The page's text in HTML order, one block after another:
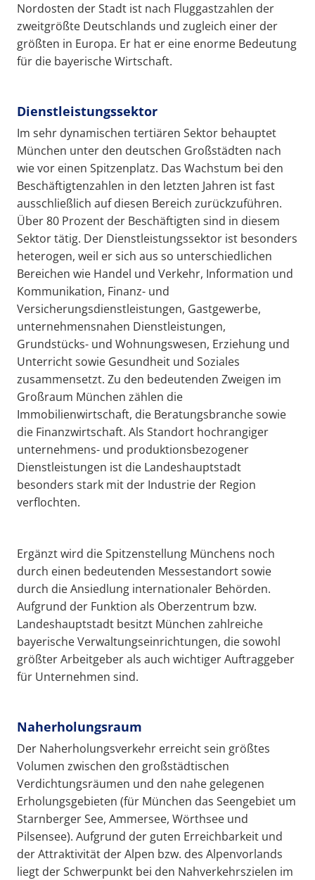
Nordosten der Stadt ist nach Fluggastzahlen der
zweitgrößte Deutschlands und zugleich einer der
größten in Europa. Er hat er eine enorme Bedeutung
für die bayerische Wirtschaft.
Dienstleistungssektor
Im sehr dynamischen tertiären Sektor behauptet
München unter den deutschen Großstädten nach
wie vor einen Spitzenplatz. Das Wachstum bei den
Beschäftigtenzahlen in den letzten Jahren ist fast
ausschließlich auf diesen Bereich zurückzuführen.
Über 80 Prozent der Beschäftigten sind in diesem
Sektor tätig. Der Dienstleistungssektor ist besonders
heterogen, weil er sich aus so unterschiedlichen
Bereichen wie Handel und Verkehr, Information und
Kommunikation, Finanz- und
Versicherungsdienstleistungen, Gastgewerbe,
unternehmensnahen Dienstleistungen,
Grundstücks- und Wohnungswesen, Erziehung und
Unterricht sowie Gesundheit und Soziales
zusammensetzt. Zu den bedeutenden Zweigen im
Großraum München zählen die
Immobilienwirtschaft, die Beratungsbranche sowie
die Finanzwirtschaft. Als Standort hochrangiger
unternehmens- und produktionsbezogener
Dienstleistungen ist die Landeshauptstadt
besonders stark mit der Industrie der Region
verflochten.
Ergänzt wird die Spitzenstellung Münchens noch
durch einen bedeutenden Messestandort sowie
durch die Ansiedlung internationaler Behörden.
Aufgrund der Funktion als Oberzentrum bzw.
Landeshauptstadt besitzt München zahlreiche
bayerische Verwaltungseinrichtungen, die sowohl
größter Arbeitgeber als auch wichtiger Auftraggeber
für Unternehmen sind.
Naherholungsraum
Der Naherholungsverkehr erreicht sein größtes
Volumen zwischen den großstädtischen
Verdichtungsräumen und den nahe gelegenen
Erholungsgebieten (für München das Seengebiet um
Starnberger See, Ammersee, Wörthsee und
Pilsensee). Aufgrund der guten Erreichbarkeit und
der Attraktivität der Alpen bzw. des Alpenvorlands
liegt der Schwerpunkt bei den Nahverkehrszielen im